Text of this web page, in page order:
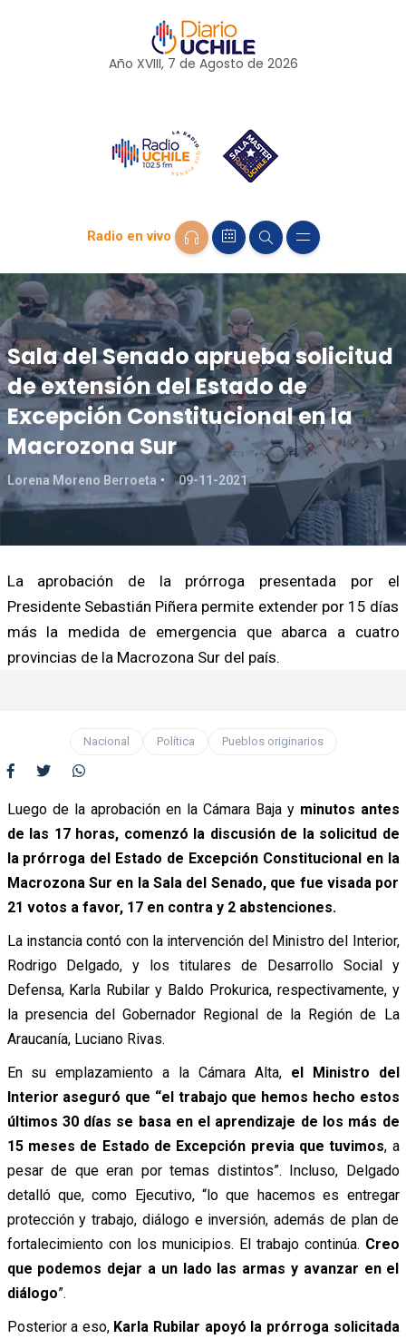
Año XVIII, 7 de Agosto de 2026
Radio en vivo
Sala del Senado aprueba solicitud
de extensión del Estado de
Excepción Constitucional en la
Macrozona Sur
Lorena Moreno Berroeta 09-11-2021
La aprobación de la prórroga presentada por el
Presidente Sebastián Piñera permite extender por 15 días
más la medida de emergencia que abarca a cuatro
provincias de la Macrozona Sur del país.
Nacional Política Pueblos originarios
Luego de la aprobación en la Cámara Baja y minutos antes
de las 17 horas, comenzó la discusión de la solicitud de
la prórroga del Estado de Excepción Constitucional en la
Macrozona Sur en la Sala del Senado, que fue visada por
21 votos a favor, 17 en contra y 2 abstenciones.
La instancia contó con la intervención del Ministro del Interior,
Rodrigo Delgado, y los titulares de Desarrollo Social y
Defensa, Karla Rubilar y Baldo Prokurica, respectivamente, y
la presencia del Gobernador Regional de la Región de La
Araucanía, Luciano Rivas.
En su emplazamiento a la Cámara Alta, el Ministro del
Interior aseguró que “el trabajo que hemos hecho estos
últimos 30 días se basa en el aprendizaje de los más de
15 meses de Estado de Excepción previa que tuvimos, a
pesar de que eran por temas distintos”. Incluso, Delgado
detalló que, como Ejecutivo, “lo que hacemos es entregar
protección y trabajo, diálogo e inversión, además de plan de
fortalecimiento con los municipios. El trabajo continúa. Creo
que podemos dejar a un lado las armas y avanzar en el
diálogo”.
Posterior a eso, Karla Rubilar apoyó la prórroga solicitada